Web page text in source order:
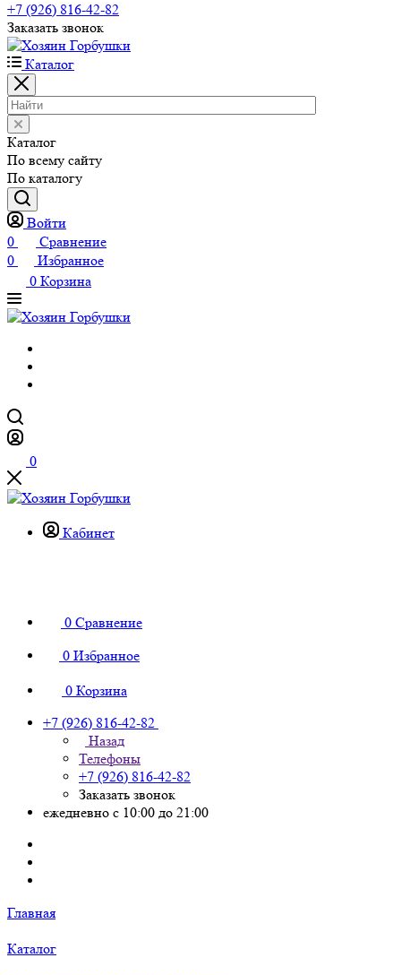
+7 (926) 816-42-82
Заказать звонок
Каталог
Каталог
По всему сайту
По каталогу
Войти
0
Сравнение
0
Избранное
0 Корзина
0
Кабинет
0 Сравнение
0 Избранное
0 Корзина
+7 (926) 816-42-82
Назад
Телефоны
+7 (926) 816-42-82
Заказать звонок
ежедневно с 10:00 до 21:00
Главная
Каталог